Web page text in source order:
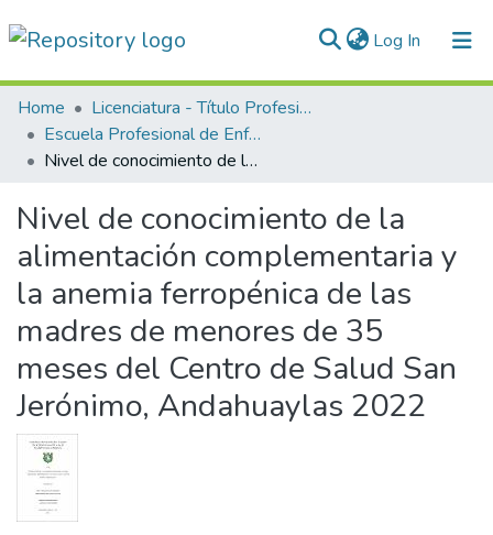
Log In (current)
Communities & Collections
All of DSpace
Normativas
Home
Licenciatura - Título Profesional
Escuela Profesional de Enfermería
Nivel de conocimiento de la alimentación complementaria y la anemia ferropénica de las madres de menores de 35 meses del Centro de Salud San Jerónimo, Andahuaylas 2022
Nivel de conocimiento de la
alimentación complementaria y
la anemia ferropénica de las
madres de menores de 35
meses del Centro de Salud San
Jerónimo, Andahuaylas 2022